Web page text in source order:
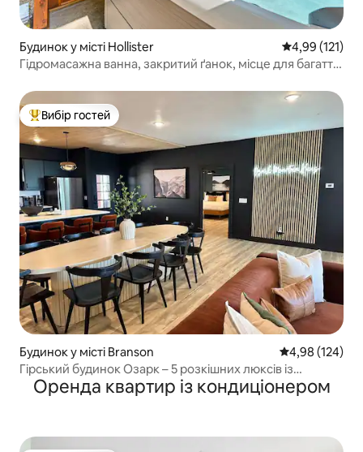
Будинок у місті Hollister Середня
4,99 (121)
Гідромасажна ванна, закритий ґанок, місце для багаття,
Топ вибір гостей
Вибір гостей
Будинок у місті Branson Середня
4,98 (124)
Гірський будинок Озарк – 5 розкішних люксів із
двоспальним ліжком!
Оренда квартир із кондиціонером